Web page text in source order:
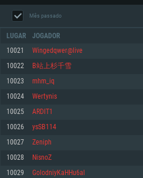
Mínimo
Sistema Operativo: Windows 10 (64 bit)
Processador: Dual-Core 2.2 GHz
Mínimo
Sistema Operativo: Mac OS Big Sur 11.0
Processador: Core i5 2.2GHz mínimo
Mínimo
Sistema Operativo: Distribuições mais
Processador: Dual-Core 2.4 GHz
Mês passado
LUGAR JOGADOR
10021 Wingedqwer@live
10022 B站上杉千雪
10023 mhm_iq
10024 Wertynis
10025 ARDIT1
10026 ysSB114
10027 Zeniph
10028 NisnoZ
10029 GolodniyKaHHu6al